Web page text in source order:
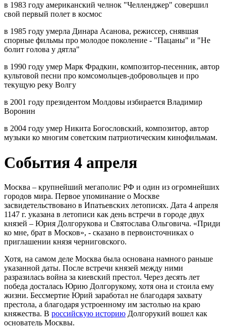
в 1983 году американский челнок "Челленджер" совершил
свой первый полет в космос
в 1985 году умерла Динара Асанова, режиссер, снявшая
спорные фильмы про молодое поколение - "Пацаны" и "Не
болит голова у дятла"
в 1990 году умер Марк Фрадкин, композитор-песенник, автор
культовой песни про комсомольцев-добровольцев и про
текущую реку Волгу
в 2001 году президентом Молдовы избирается Владимир
Воронин
в 2004 году умер Никита Богословский, композитор, автор
музыки ко многим советским патриотическим кинофильмам.
События 4 апреля
Москва – крупнейший мегаполис РФ и один из огромнейших
городов мира. Первое упоминание о Москве
засвидетельствовано в Ипатьевских летописях. Дата 4 апреля
1147 г. указана в летописи как день встречи в городе двух
князей – Юрия Долгорукова и Святослава Ольговича. «Приди
ко мне, брат в Москов», - сказано в первоисточниках о
приглашении князя черниговского.
Хотя, на самом деле Москва была основана намного раньше
указанной даты. После встречи князей между ними
разразилась война за киевский престол. Через десять лет
победа досталась Юрию Долгорукому, хотя она и стоила ему
жизни. Бессмертие Юрий заработал не благодаря захвату
престола, а благодаря устроенному им застолью на краю
княжества. В российскую историю Долгорукий вошел как
основатель Москвы.